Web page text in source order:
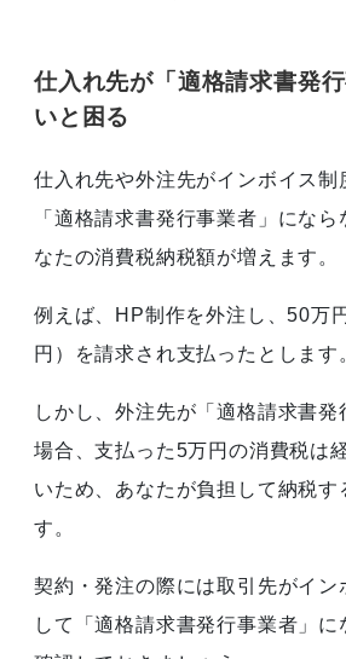
仕入れ先が「適格請求書発
いと困る
仕入れ先や外注先がインボイス制
「適格請求書発行事業者」にな
なたの消費税納税額が増えます。
例えば、HP制作を外注し、50万
円）を請求され支払ったとします
しかし、外注先が「適格請求書発
場合、支払った5万円の消費税は
いため、あなたが負担して納税す
す。
契約・発注の際には取引先がイン
して「適格請求書発行事業者」に